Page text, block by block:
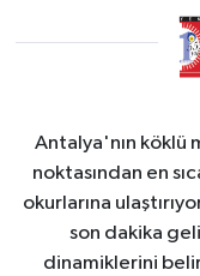
Antalya'nın köklü
noktasından en
okurlarına
son dakika
dinamiklerini